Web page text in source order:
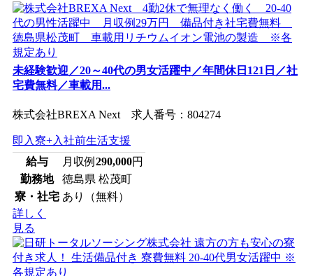
未経験歓迎／20～40代の男女活躍中／年間休日121日／社
宅費無料／車載用...
株式会社BREXA Next 求人番号：804274
即入寮+入社前生活支援
給与
月収例 290,000円
勤務地
徳島県 松茂町
寮・社宅 あり（無料）
詳しく
見る